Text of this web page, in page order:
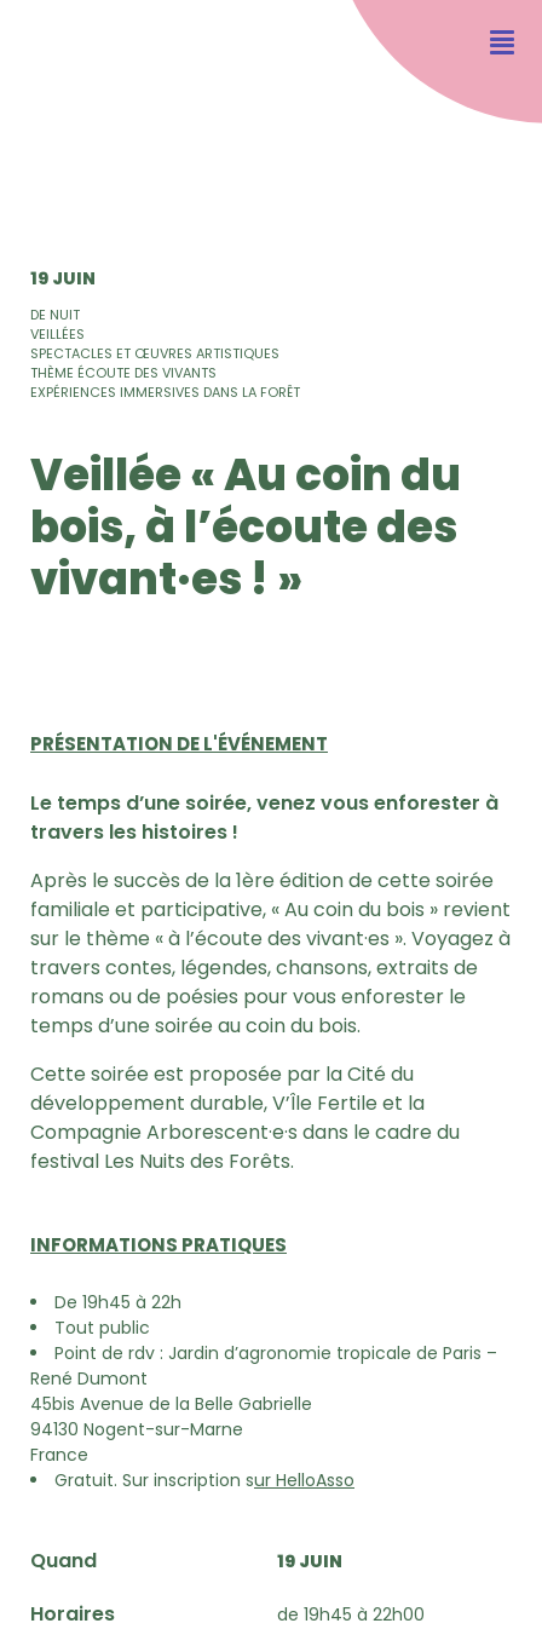
19 JUIN
DE NUIT
VEILLÉES
SPECTACLES ET ŒUVRES ARTISTIQUES
THÈME ÉCOUTE DES VIVANTS
EXPÉRIENCES IMMERSIVES DANS LA FORÊT
Veillée « Au coin du
bois, à l’écoute des
vivant·es ! »
PRÉSENTATION DE L'ÉVÉNEMENT
Le temps d’une soirée, venez vous enforester à
travers les histoires !
Après le succès de la 1ère édition de cette soirée
familiale et participative, « Au coin du bois » revient
sur le thème « à l’écoute des vivant·es ». Voyagez à
travers contes, légendes, chansons, extraits de
romans ou de poésies pour vous enforester le
temps d’une soirée au coin du bois.
Cette soirée est proposée par la Cité du
développement durable, V’Île Fertile et la
Compagnie Arborescent·e·s dans le cadre du
festival Les Nuits des Forêts.
INFORMATIONS PRATIQUES
De 19h45 à 22h
Tout public
Point de rdv : Jardin d’agronomie tropicale de Paris –
René Dumont
45bis Avenue de la Belle Gabrielle
94130 Nogent-sur-Marne
France
Gratuit. Sur inscription sur HelloAsso
Quand 19 JUIN
Horaires de 19h45 à 22h00